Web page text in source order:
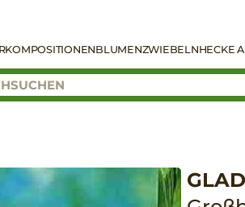
KOMPOSITIONENBLUMENZWIEBELNHECKE